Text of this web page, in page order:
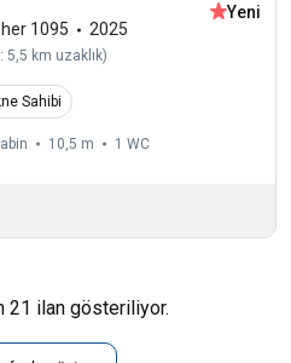
1095
2025
5,5 km uzaklık)
Yeni
Sahibi
10,5 m 1 WC
21 ilan gösteriliyor.